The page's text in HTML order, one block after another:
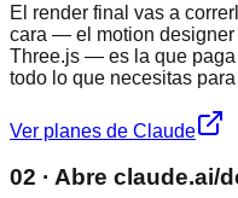
El render final vas a
cara — el motion designer
Three.js — es la que
todo lo que necesitas
Ver planes de Claude
02 · Abre claude.ai/